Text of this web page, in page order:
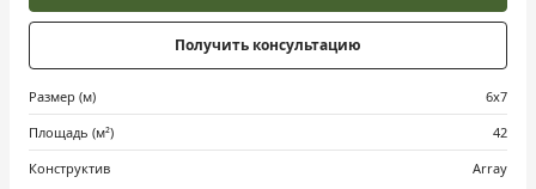
Получить консультацию
Размер (м)
6х7
Площадь (м²)
42
Конструктив
Array